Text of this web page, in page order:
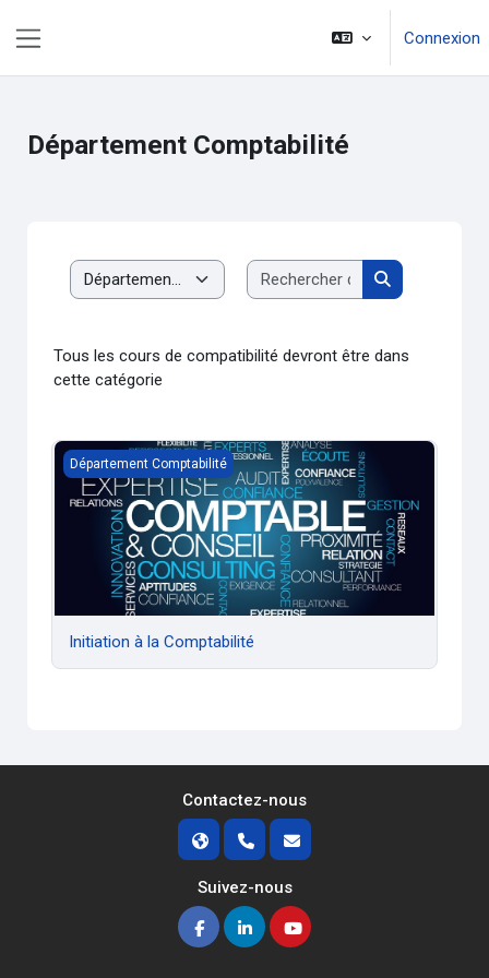
Connexion
Département Comptabilité
Catégories de cours
Rechercher des
Rechercher
Tous les cours de compatibilité devront être dans
cette catégorie
Initiation à la Comptabilité
Département Comptabilité
Initiation à la Comptabilité
Contactez-nous
Suivez-nous